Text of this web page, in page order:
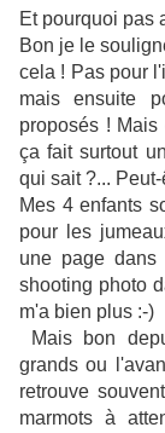
Et pourquoi pas
Bon je le
cela ! Pas pour
mais ensuite
proposés !
ça fait surtout
qui sait ?...
Mes 4 enfants
pour les
une page
shooting photo
m'a bien plus :-)
Mais bon
grands ou
retrouve
marmots à